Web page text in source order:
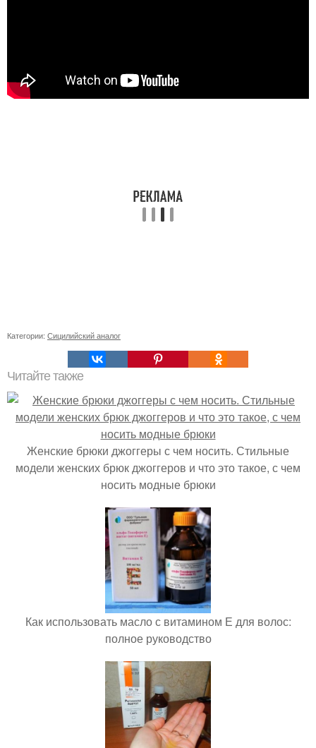
Категории: Сицилийский аналог
Читайте также
Женские брюки джоггеры с чем носить. Стильные
модели женских брюк джоггеров и что это такое, с чем
носить модные брюки
Как использовать масло с витамином Е для волос:
полное руководство